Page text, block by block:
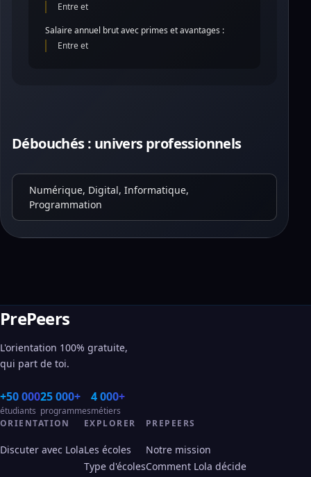
Entre et
Salaire annuel brut avec primes et avantages :
Entre et
Débouchés : univers professionnels
Numérique, Digital, Informatique,
Programmation
PrePeers
L'orientation 100% gratuite,
qui part de toi.
+50 000
étudiants
25 000+
programmes
4 000+
métiers
ORIENTATION
Discuter avec Lola
EXPLORER
Les écoles
Type d'écoles
PREPEERS
Notre mission
Comment Lola décide